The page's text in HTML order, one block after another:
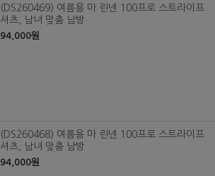
(DS260469) 여름용 마 린넨 100프로 스트라이프
셔츠, 남녀 맞춤 남방
94,000원
(DS260468) 여름용 마 린넨 100프로 스트라이프
셔츠, 남녀 맞춤 남방
94,000원